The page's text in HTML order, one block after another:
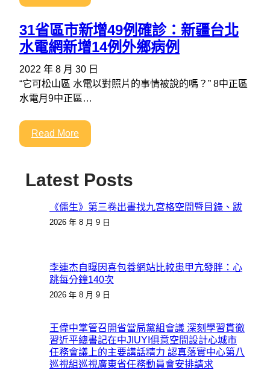
31省區市新增49例確診：新疆台北
水電網新增14例外鄉病例
2022 年 8 月 30 日
“它可松山區 水電以對照片的事情被說的嗎？” 8中正區
水電月9中正區…
Read More
Latest Posts
《儒生》第三卷出書找九宮格空間暨目錄、跋
2026 年 8 月 9 日
李連杰自曝因喜包養網站比較患甲亢發胖：心
跳每分鐘140次
2026 年 8 月 9 日
王偉中掌管召開省當局黨組會議 深刻學習貫徹
習近平總書記在中JIUYI俱意空間設計心城市
任務會議上的主要講話精力 認真落實中心第八
巡視組巡視廣東省任務動員會安排請求